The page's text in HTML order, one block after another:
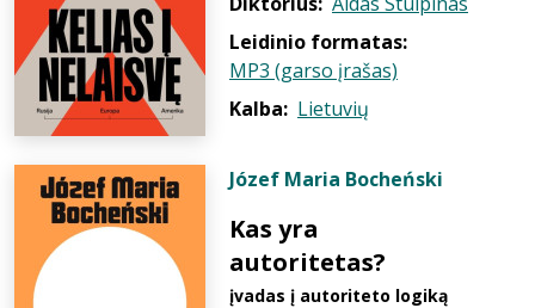
Leidinio formatas:
MP3 (garso įrašas)
Kalba: Lietuvių
Józef Maria Bocheński
Kas yra
autoritetas?
įvadas į autoriteto logiką